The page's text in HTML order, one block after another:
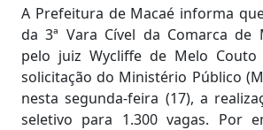
A Prefeitura de Macaé informa
da 3ª Vara Cível da Comarca de
pelo juiz Wycliffe de Melo Couto
solicitação do Ministério Público
nesta segunda-feira (17), a
seletivo para 1.300 vagas. Por